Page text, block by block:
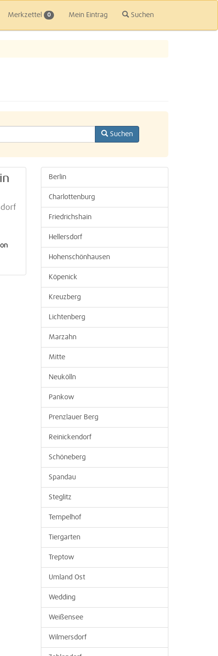
Merkzettel 0 Mein Eintrag Suchen
Suchen
Berlin
Charlottenburg
Friedrichshain
Hellersdorf
Hohenschönhausen
Köpenick
Kreuzberg
Lichtenberg
Marzahn
Mitte
Neukölln
Pankow
Prenzlauer Berg
Reinickendorf
Schöneberg
Spandau
Steglitz
Tempelhof
Tiergarten
Treptow
Umland Ost
Wedding
Weißensee
Wilmersdorf